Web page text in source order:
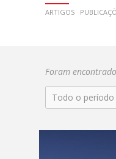
ARTIGOS
Foram
Todo o período